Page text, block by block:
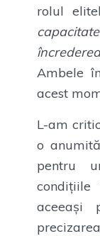
rolul
Ambele
acest
L-am
o
pentru
aceeași